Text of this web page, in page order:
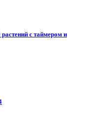
с таймером и